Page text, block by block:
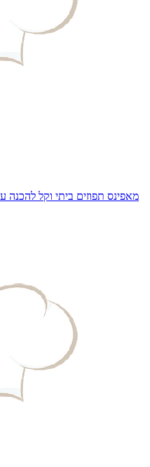
מאפינס תפוזים ביתי וקל